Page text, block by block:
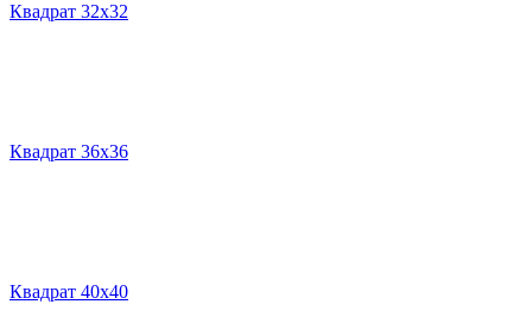
Квадрат 32х32
Квадрат 36х36
Квадрат 40х40